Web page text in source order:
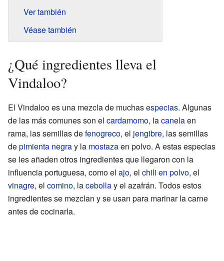
Ver también
Véase también
¿Qué ingredientes lleva el
Vindaloo?
El Vindaloo es una mezcla de muchasespecias. Algunas
de las más comunes son el cardamomo, lacanelaen
rama, las semillas defenogreco, el jengibre, las semillas
depimienta negray la mostazaen polvo. A estas especias
se les añaden otros ingredientes que llegaron con la
influencia portuguesa, como el ajo, el chili en polvo, el
vinagre, el comino, lacebollay el azafrán. Todos estos
ingredientes se mezclan y se usan para marinar la carne
antes de cocinarla.